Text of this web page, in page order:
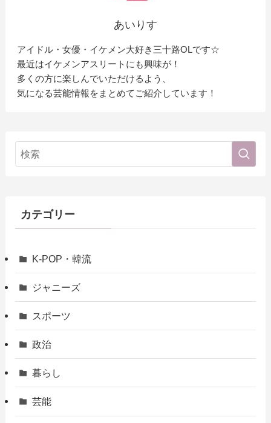
あいりす
アイドル・女優・イケメン大好き三十路OLです☆
最近はイケメンアスリートにも興味が！
多くの方に楽しんでいただけるよう、
気になる芸能情報をまとめてご紹介しています！
カテゴリー
K-POP・韓流
ジャニーズ
スポーツ
政治
暮らし
芸能